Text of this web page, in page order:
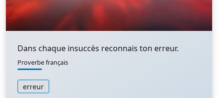
Dans chaque insuccès reconnais ton erreur.
Proverbe français
erreur